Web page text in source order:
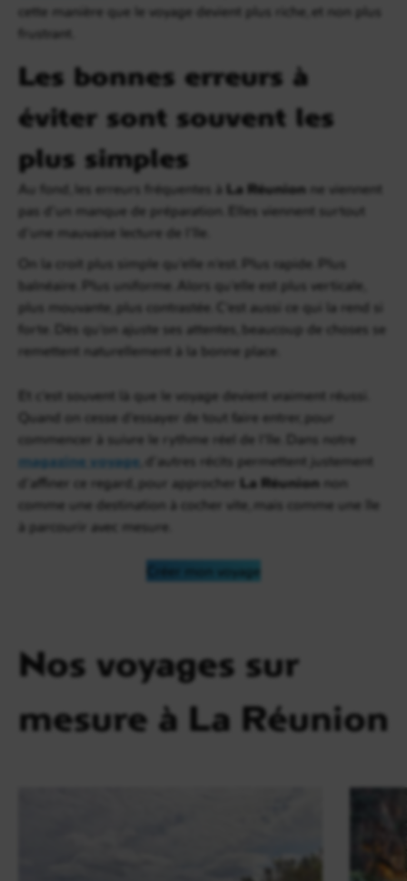
cette manière que le voyage devient plus riche, et non plus
frustrant.
Les bonnes erreurs à
éviter sont souvent les
plus simples
Au fond, les erreurs fréquentes à La Réunion ne viennent
pas d’un manque de préparation. Elles viennent surtout
d’une mauvaise lecture de l’île.
On la croit plus simple qu’elle n’est. Plus rapide. Plus
balnéaire. Plus uniforme. Alors qu’elle est plus verticale,
plus mouvante, plus contrastée. C’est aussi ce qui la rend si
forte. Dès qu’on ajuste ses attentes, beaucoup de choses se
remettent naturellement à la bonne place.
Et c’est souvent là que le voyage devient vraiment réussi.
Quand on cesse d’essayer de tout faire entrer, pour
commencer à suivre le rythme réel de l’île. Dans notre
magazine voyage , d’autres récits permettent justement
d’affiner ce regard, pour approcher La Réunion non
comme une destination à cocher vite, mais comme une île
à parcourir avec mesure.
Créer mon voyage
Nos voyages sur
mesure à La Réunion